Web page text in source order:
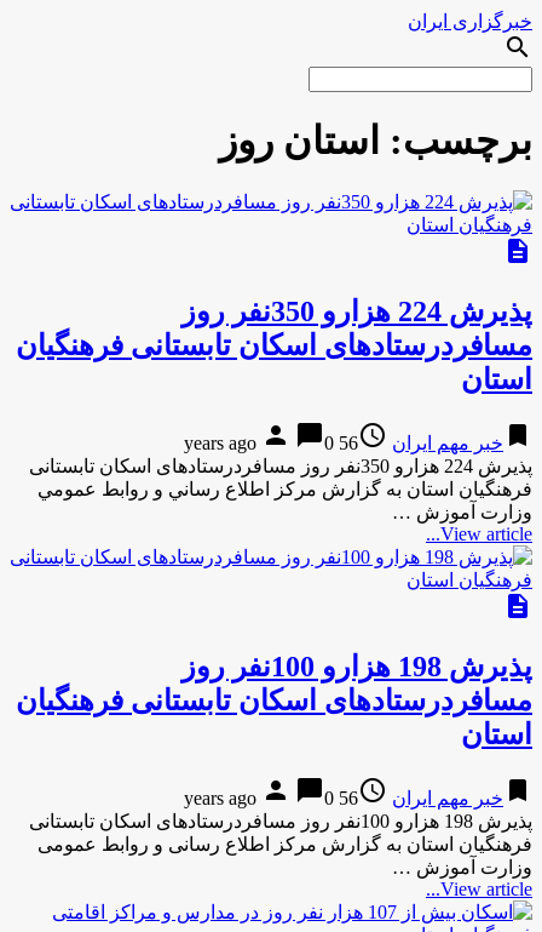
خبرگزاری ایران
search
برچسب: استان روز
description
پذیرش 224 هزارو 350نفر روز
مسافردرستادهای اسکان تابستانی فرهنگیان
استان
bookmark خبر مهم ایران access_time
56 years ago
person chat_bubble0
پذیرش 224 هزارو 350نفر روز مسافردرستادهای اسکان تابستانی
فرهنگیان استان به گزارش مركز اطلاع رساني و روابط عمومي
وزارت آموزش …
View article...
description
پذیرش 198 هزارو 100نفر روز
مسافردرستادهای اسکان تابستانی فرهنگیان
استان
bookmark خبر مهم ایران access_time
56 years ago
person chat_bubble0
پذیرش 198 هزارو 100نفر روز مسافردرستادهای اسکان تابستانی
فرهنگیان استان به گزارش مركز اطلاع رسانی و روابط عمومی
وزارت آموزش …
View article...